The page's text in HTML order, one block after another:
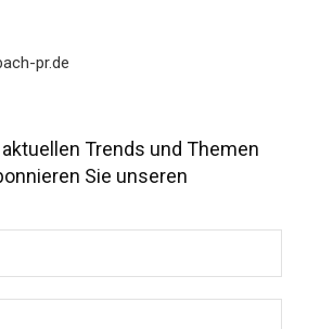
pr.de
Trends und Themen
Sie unseren